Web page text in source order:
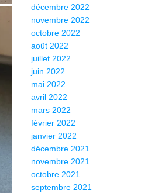
décembre 2022
novembre 2022
octobre 2022
août 2022
juillet 2022
juin 2022
mai 2022
avril 2022
mars 2022
février 2022
janvier 2022
décembre 2021
novembre 2021
octobre 2021
septembre 2021